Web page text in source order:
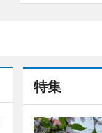
特集